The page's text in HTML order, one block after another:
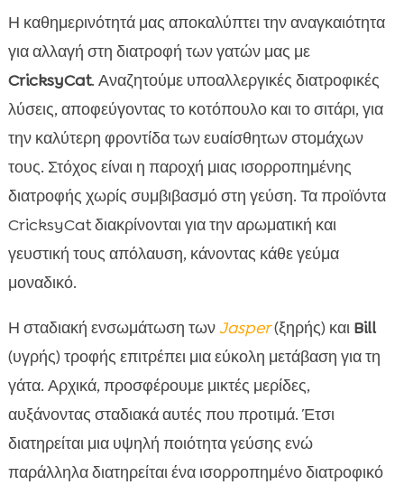
Η καθημερινότητά μας αποκαλύπτει την αναγκαιότητα
για αλλαγή στη διατροφή των γατών μας με
CricksyCat. Αναζητούμε υποαλλεργικές διατροφικές
λύσεις, αποφεύγοντας το κοτόπουλο και το σιτάρι, για
την καλύτερη φροντίδα των ευαίσθητων στομάχων
τους. Στόχος είναι η παροχή μιας ισορροπημένης
διατροφής χωρίς συμβιβασμό στη γεύση. Τα προϊόντα
CricksyCat διακρίνονται για την αρωματική και
γευστική τους απόλαυση, κάνοντας κάθε γεύμα
μοναδικό.
Η σταδιακή ενσωμάτωση τωνJasper(ξηρής) και Bill
(υγρής) τροφής επιτρέπει μια εύκολη μετάβαση για τη
γάτα. Αρχικά, προσφέρουμε μικτές μερίδες,
αυξάνοντας σταδιακά αυτές που προτιμά. Έτσι
διατηρείται μια υψηλή ποιότητα γεύσης ενώ
παράλληλα διατηρείται ένα ισορροπημένο διατροφικό